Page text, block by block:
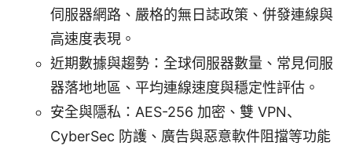
伺服器網路、嚴格的無日誌政策、併發連線與
高速度表現。
近期數據與趨勢：全球伺服器數量、常見伺服
器落地地區、平均連線速度與穩定性評估。
安全與隱私：AES-256 加密、雙 VPN、
CyberSec 防護、廣告與惡意軟件阻擋等功能